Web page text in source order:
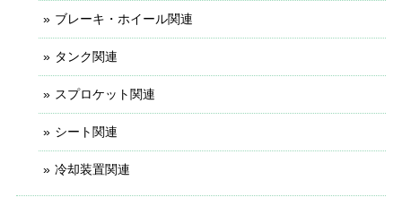
ブレーキ・ホイール関連
タンク関連
スプロケット関連
シート関連
冷却装置関連